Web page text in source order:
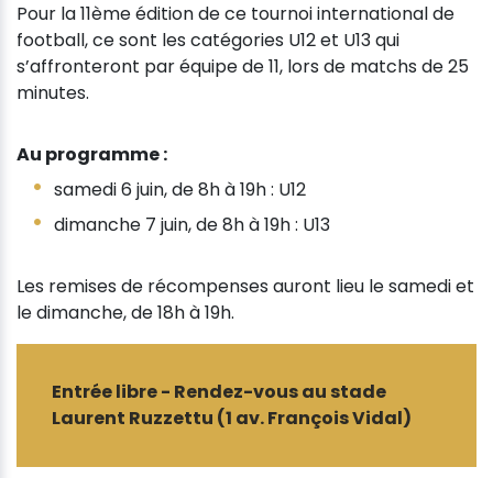
Pour la 11ème édition de ce tournoi international de
football, ce sont les catégories U12 et U13 qui
s’affronteront par équipe de 11, lors de matchs de 25
minutes.
Au programme :
samedi 6 juin, de 8h à 19h : U12
dimanche 7 juin, de 8h à 19h : U13
Les remises de récompenses auront lieu le samedi et
le dimanche, de 18h à 19h.
Entrée libre - Rendez-vous au stade
Laurent Ruzzettu (1 av. François Vidal)